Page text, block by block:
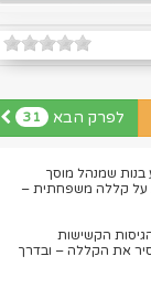
לפרק הבא 31
בנות שמנהל מוסך
על קללה משפחתית –
הקשישות
את הקללה – ובדרך